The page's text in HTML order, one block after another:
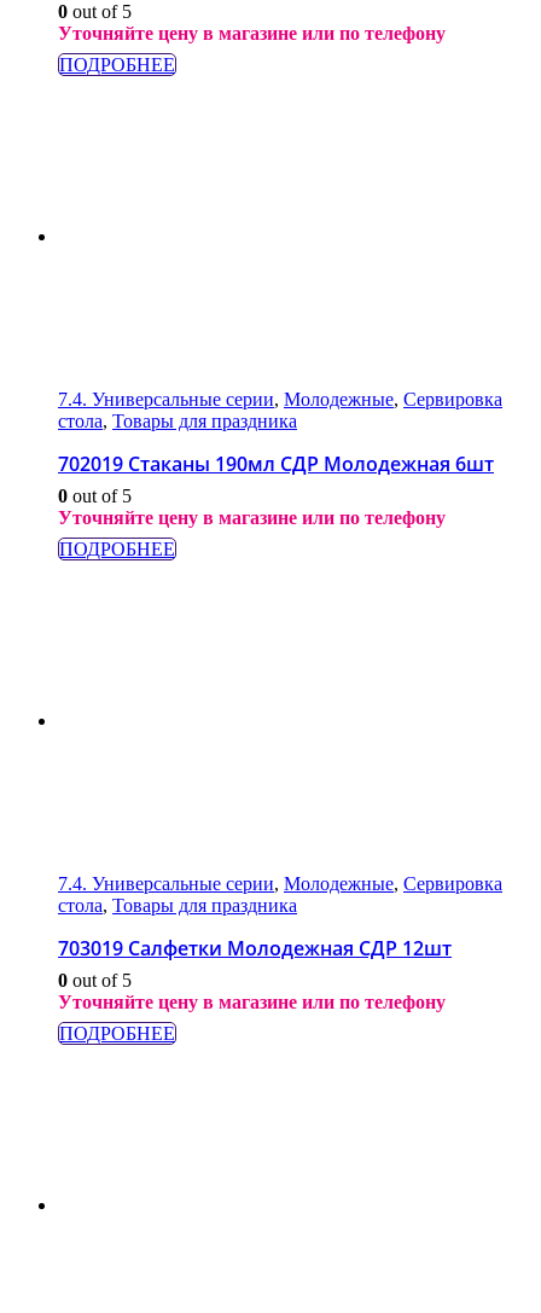
0 out of 5
Уточняйте цену в магазине или по телефону
ПОДРОБНЕЕ
7.4. Универсальные серии, Молодежные, Сервировка
стола, Товары для праздника
702019 Стаканы 190мл СДР Молодежная 6шт
0 out of 5
Уточняйте цену в магазине или по телефону
ПОДРОБНЕЕ
7.4. Универсальные серии, Молодежные, Сервировка
стола, Товары для праздника
703019 Салфетки Молодежная СДР 12шт
0 out of 5
Уточняйте цену в магазине или по телефону
ПОДРОБНЕЕ